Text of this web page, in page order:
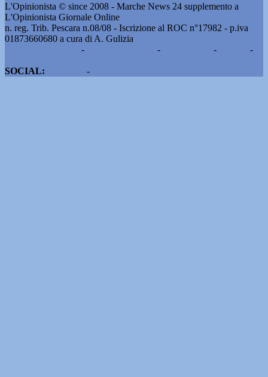
L'Opinionista © since 2008 - Marche News 24 supplemento a
L'Opinionista Giornale Online
n. reg. Trib. Pescara n.08/08 - Iscrizione al ROC n°17982 - p.iva
01873660680 a cura di A. Gulizia
- - -
-
SOCIAL:
-